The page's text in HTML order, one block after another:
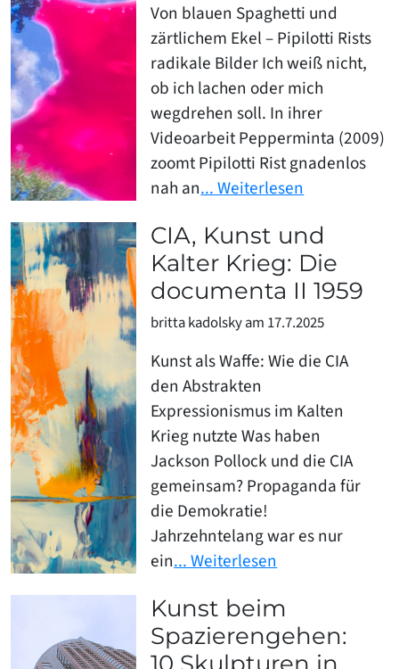
Von blauen Spaghetti und
zärtlichem Ekel – Pipilotti Rists
radikale Bilder Ich weiß nicht,
ob ich lachen oder mich
wegdrehen soll. In ihrer
Videoarbeit Pepperminta (2009)
zoomt Pipilotti Rist gnadenlos
nah an... Weiterlesen
CIA, Kunst und
Kalter Krieg: Die
documenta II 1959
britta kadolsky am 17.7.2025
Kunst als Waffe: Wie die CIA
den Abstrakten
Expressionismus im Kalten
Krieg nutzte Was haben
Jackson Pollock und die CIA
gemeinsam? Propaganda für
die Demokratie!
Jahrzehntelang war es nur
ein... Weiterlesen
Kunst beim
Spazierengehen: